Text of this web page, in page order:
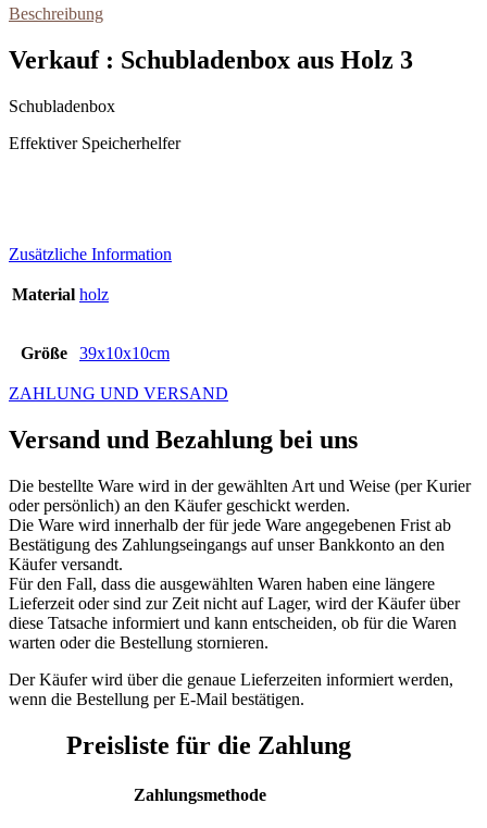
Beschreibung
Verkauf : Schubladenbox aus Holz 3
Schubladenbox
Effektiver Speicherhelfer
Zusätzliche Information
Material holz
Größe 39x10x10cm
ZAHLUNG UND VERSAND
Versand und Bezahlung bei uns
Die bestellte Ware wird in der gewählten Art und Weise (per Kurier
oder persönlich) an den Käufer geschickt werden.
Die Ware wird innerhalb der für jede Ware angegebenen Frist ab
Bestätigung des Zahlungseingangs auf unser Bankkonto an den
Käufer versandt.
Für den Fall, dass die ausgewählten Waren haben eine längere
Lieferzeit oder sind zur Zeit nicht auf Lager, wird der Käufer über
diese Tatsache informiert und kann entscheiden, ob für die Waren
warten oder die Bestellung stornieren.
Der Käufer wird über die genaue Lieferzeiten informiert werden,
wenn die Bestellung per E-Mail bestätigen.
Preisliste für die Zahlung
Zahlungsmethode